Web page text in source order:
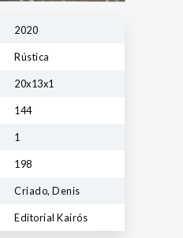
2020
Rústica
20x13x1
144
1
198
Criado, Denis
Editorial Kairós